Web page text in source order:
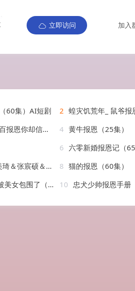
立即访问 加入
60集）AI短剧 2 蝗灾饥荒年_ 鼠爷报
）郭茗苑&项宇航 4 黄牛报恩（25集）
6 六零新婚报恩记（
宸硕＆车婷婷 8 猫的报恩（60集）
围了（97集） 10 忠犬少帅报恩手册